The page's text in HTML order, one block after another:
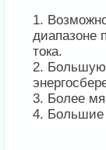
диапазоне
тока.
Большую
Более
Большие